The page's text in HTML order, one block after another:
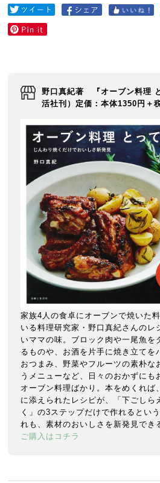
野口真紀著 『オーブン料理
活社刊）定価：本体1350円＋
家族4人の食卓にオーブンで焼いた
いる料理研究家・野口真紀さんのレ
いママの味。ブロック肉や一尾魚を
るものや、お酒を片手に焼き立てを
おつまみ、野菜やフルーツの素朴な
うメニューなど、日々のおかずにも
オーブン料理ばかり。本をめくれば
に添えられたレシピが、「下ごしら
く」の3ステップだけで作れるとい
れも、素材のおいしさを新発見でき
ご購入はコチラ